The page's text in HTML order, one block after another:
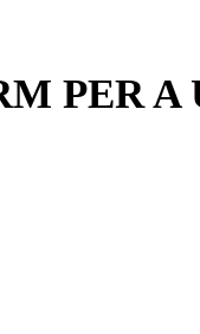
PER A